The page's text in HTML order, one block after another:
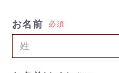
お名前 必須